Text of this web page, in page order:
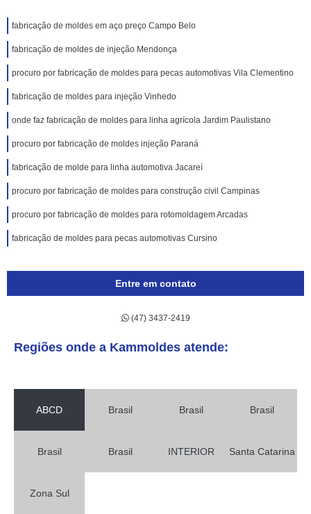
fabricação de moldes em aço preço Campo Belo
fabricação de moldes de injeção Mendonça
procuro por fabricação de moldes para pecas automotivas Vila Clementino
fabricação de moldes para injeção Vinhedo
onde faz fabricação de moldes para linha agrícola Jardim Paulistano
procuro por fabricação de moldes injeção Paraná
fabricação de molde para linha automotiva Jacareí
procuro por fabricação de moldes para construção civil Campinas
procuro por fabricação de moldes para rotomoldagem Arcadas
fabricação de moldes para pecas automotivas Cursino
Entre em contato
(47) 3437-2419
Regiões onde a Kammoldes atende:
ABCD Brasil Brasil Brasil
Brasil Brasil INTERIOR Santa Catarina
Zona Sul